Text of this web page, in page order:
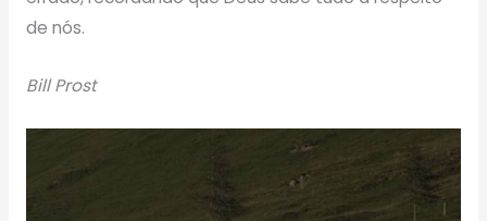
de nós.
Bill Prost